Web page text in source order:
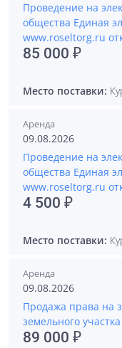
Проведение на
общества Единая
www.roseltorg.ru
85 000 ₽
Место поставки:
Аренда
09.08.2026
Проведение на
общества Единая
www.roseltorg.ru
4 500 ₽
Место поставки:
Аренда
09.08.2026
Продажа права на
земельного участка
89 000 ₽